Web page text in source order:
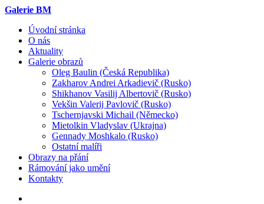
Galerie BM
Úvodní stránka
O nás
Aktuality
Galerie obrazů
Oleg Baulin (Česká Republika)
Zakharov Andrei Arkadievič (Rusko)
Shikhanov Vasilij Albertovič (Rusko)
Vekšin Valerij Pavlovič (Rusko)
Tschernjavski Michail (Německo)
Mietolkin Vladyslav (Ukrajna)
Gennady Moshkalo (Rusko)
Ostatní malíři
Obrazy na přání
Rámování jako umění
Kontakty